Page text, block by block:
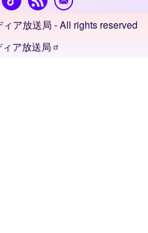
ア放送局 - All rights reserved
ア放送局